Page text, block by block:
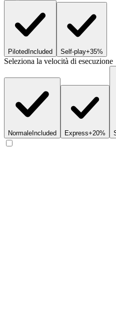
PilotedIncluded Self-play+35%
Seleziona la velocità di esecuzione
NormaleIncluded Express+20%